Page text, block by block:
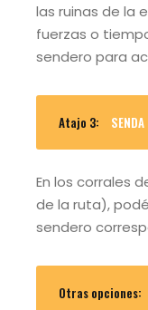
las ruinas de la
fuerzas o
sendero para
Atajo 3:
En los corrales
de la ruta),
sendero
Otras opciones: